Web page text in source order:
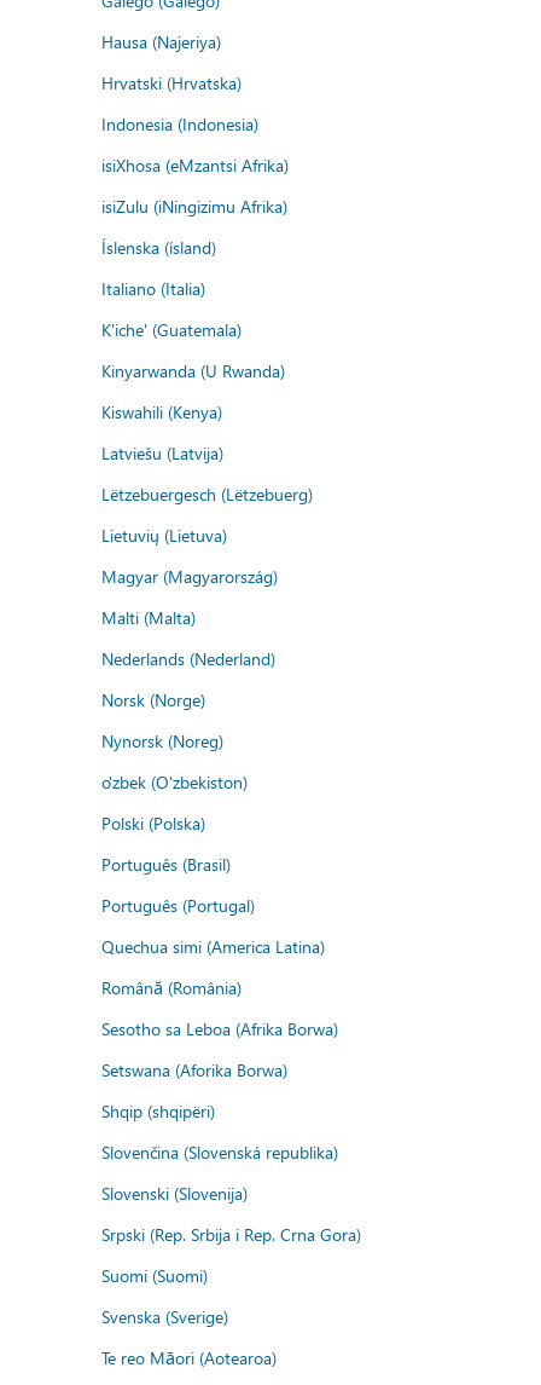
Hausa (Najeriya)
Hrvatski (Hrvatska)
Indonesia (Indonesia)
isiXhosa (eMzantsi Afrika)
isiZulu (iNingizimu Afrika)
Íslenska (ísland)
Italiano (Italia)
K'iche' (Guatemala)
Kinyarwanda (U Rwanda)
Kiswahili (Kenya)
Latviešu (Latvija)
Lëtzebuergesch (Lëtzebuerg)
Lietuvių (Lietuva)
Magyar (Magyarország)
Malti (Malta)
Nederlands (Nederland)
Norsk (Norge)
Nynorsk (Noreg)
o'zbek (O'zbekiston)
Polski (Polska)
Português (Brasil)
Português (Portugal)
Quechua simi (America Latina)
Română (România)
Sesotho sa Leboa (Afrika Borwa)
Setswana (Aforika Borwa)
Shqip (shqipëri)
Slovenčina (Slovenská republika)
Slovenski (Slovenija)
Srpski (Rep. Srbija i Rep. Crna Gora)
Suomi (Suomi)
Svenska (Sverige)
Te reo Māori (Aotearoa)